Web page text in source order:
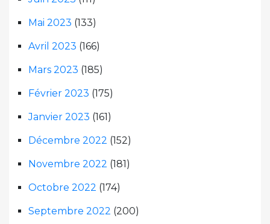
Mai 2023 (133)
Avril 2023 (166)
Mars 2023 (185)
Février 2023 (175)
Janvier 2023 (161)
Décembre 2022 (152)
Novembre 2022 (181)
Octobre 2022 (174)
Septembre 2022 (200)